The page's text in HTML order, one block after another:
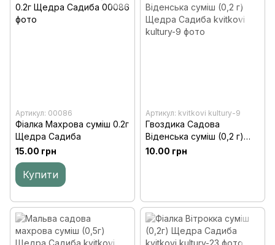
Артикул: 00086
Фіалка Махрова суміш 0.2г
Щедра Садиба
15.00 грн
Купити
Артикул: kvitkovi kultury-9
Гвоздика Садова
Віденська суміш (0,2 г)
Щедра Садиба
10.00 грн